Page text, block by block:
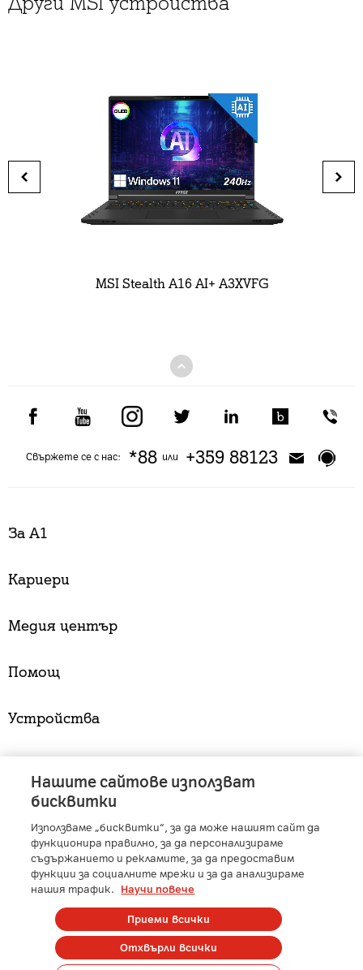
MSI Stealth A16 AI+ A3XVFG
Свържете се с нас: *88или +359 88123
За А1
Кариери
Медия център
Помощ
Устройства
A1 Austria - A1 Croatia - A1 Serbia - A1 Belarus
A1 Bulgaria
- A1 Macedonia - A1 Slovenia
A1 Digital
- Member of A1 Group
Copyright © 2025 А1 България. | Protected by reCAPTCHA
Нашите сайтове използват
бисквитки
Използваме „бисквитки“, за да може нашият сайт да
функционира правилно, за да персонализираме
съдържанието и рекламите, за да предоставим
функции за социалните мрежи и за да анализираме
нашия трафик.
Научи повече
Отхвърли всички
Приеми всички